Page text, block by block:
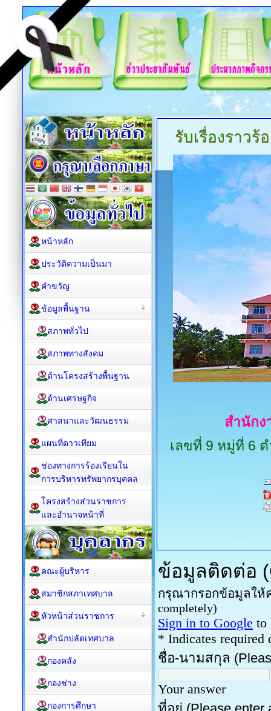
รับเรื่องราวร้
สำนักง
เลขที่ 9 หมู่ที่ 6
หน้าหลัก
ประวัติความเป็นมา
คำขวัญ
ข้อมูลพื้นฐาน
สภาพทั่วไป
สภาพทางสังคม
ด้านโครงสร้างพื้นฐาน
ด้านเศรษฐกิจ
ศาสนาและวัฒนธรรม
แผนที่ดาวเทียม
ช่องทางการร้องเรียนใน
การบริหารทรัพยากรบุคคล
โครงสร้างส่วนราชการ
และอำนาจหน้าที่
คณะผู้บริหาร
สมาชิกสภาเทศบาล
หัวหน้าส่วนราชการ
สำนักปลัดเทศบาล
กองคลัง
กองช่าง
กองการศึกษา